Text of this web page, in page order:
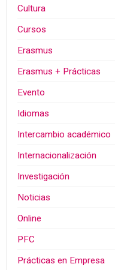
Cultura
Cursos
Erasmus
Erasmus + Prácticas
Evento
Idiomas
Intercambio académico
Internacionalización
Investigación
Noticias
Online
PFC
Prácticas en Empresa